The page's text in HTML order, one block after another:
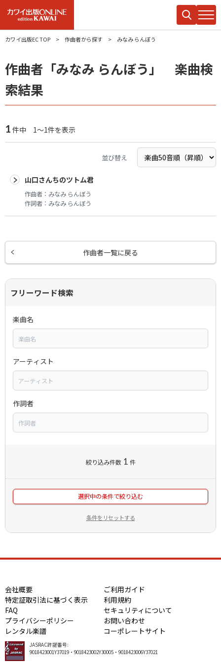
カワイ出版EC TOP 作曲者から探す みなみ らんぼう
作曲者「みなみ らんぼう」 楽曲検
索結果
1 件中 1～1件を表示
並び替え
山口さんちのツトム君
作曲者： みなみ らんぼう
作詞者： みなみ らんぼう
作曲者一覧に戻る
フリーワード検索
楽曲名
アーティスト
作詞者
絞り込み件数 1 件
選択中の条件で絞り込む
条件をリセットする
会社概要
ご利用ガイド
特定証取引法に基づく表示
利用規約
FAQ
セキュリティについて
プライバシーポリシー
お問い合わせ
レンタル楽譜
コーポレートサイト
JASRAC許諾番号:
9018423001Y37019・9018423002Y30005・9018423006Y37021